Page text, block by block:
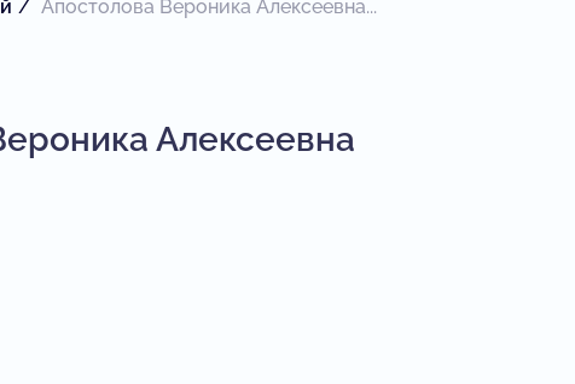
Апостолова Вероника Алексеевна...
Алексеевна